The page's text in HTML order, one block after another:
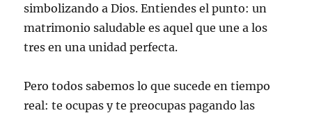
simbolizando a Dios. Entiendes el punto: un
matrimonio saludable es aquel que une a los
tres en una unidad perfecta.
Pero todos sabemos lo que sucede en tiempo
real: te ocupas y te preocupas pagando las